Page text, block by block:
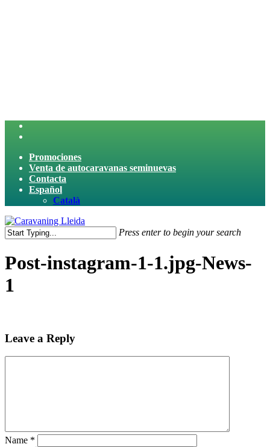
Promociones
Venta de autocaravanas seminuevas
Contacta
Español
Català
search
Menu
Press enter to begin your search
Search
Post-instagram-1-1.jpg-News-
1
Leave a Reply
Name *